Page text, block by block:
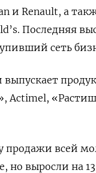
и Renault, а
Последняя
сеть
выпускает
Actimel,
продажи всей
но выросли на